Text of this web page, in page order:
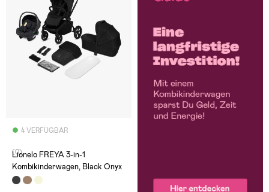
4 VERFÜGBAR
(0)
Lionelo FREYA 3-in-1
Kombikinderwagen, Black Onyx